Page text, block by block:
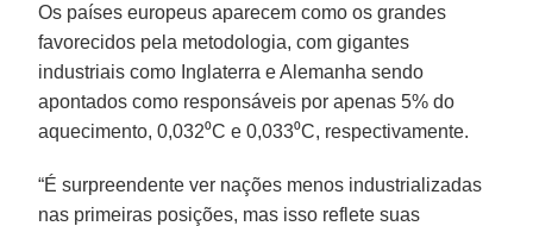
Os países europeus aparecem como os grandes
favorecidos pela metodologia, com gigantes
industriais como Inglaterra e Alemanha sendo
apontados como responsáveis por apenas 5% do
aquecimento, 0,032⁰C e 0,033⁰C, respectivamente.
“É surpreendente ver nações menos industrializadas
nas primeiras posições, mas isso reflete suas